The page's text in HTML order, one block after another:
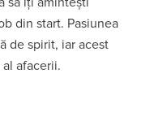
din start. Pasiunea
de spirit, iar acest
afacerii.